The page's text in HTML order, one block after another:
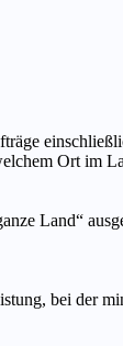
Ort im
Land“
bei der